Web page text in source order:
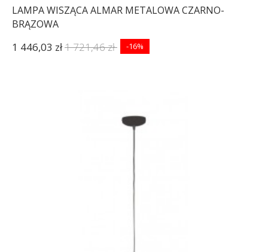
LAMPA WISZĄCA ALMAR METALOWA CZARNO-
BRĄZOWA
1 446,03 zł1 721,46 zł -16%